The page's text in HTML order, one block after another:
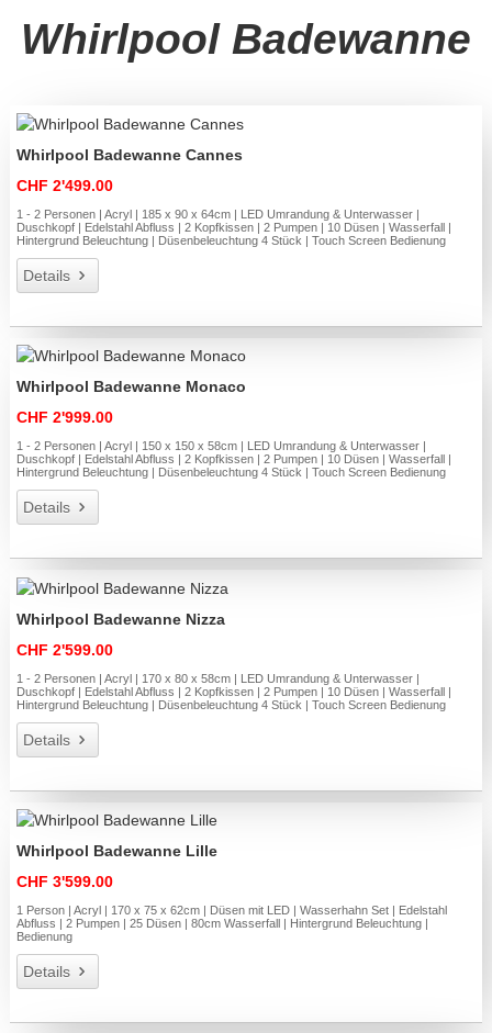
Whirlpool Badewanne
Whirlpool Badewanne Cannes
CHF 2'499.00
1 - 2 Personen | Acryl | 185 x 90 x 64cm | LED Umrandung & Unterwasser |
Duschkopf | Edelstahl Abfluss | 2 Kopfkissen | 2 Pumpen | 10 Düsen | Wasserfall |
Hintergrund Beleuchtung | Düsenbeleuchtung 4 Stück | Touch Screen Bedienung
Details
Whirlpool Badewanne Monaco
CHF 2'999.00
1 - 2 Personen | Acryl | 150 x 150 x 58cm | LED Umrandung & Unterwasser |
Duschkopf | Edelstahl Abfluss | 2 Kopfkissen | 2 Pumpen | 10 Düsen | Wasserfall |
Hintergrund Beleuchtung | Düsenbeleuchtung 4 Stück | Touch Screen Bedienung
Details
Whirlpool Badewanne Nizza
CHF 2'599.00
1 - 2 Personen | Acryl | 170 x 80 x 58cm | LED Umrandung & Unterwasser |
Duschkopf | Edelstahl Abfluss | 2 Kopfkissen | 2 Pumpen | 10 Düsen | Wasserfall |
Hintergrund Beleuchtung | Düsenbeleuchtung 4 Stück | Touch Screen Bedienung
Details
Whirlpool Badewanne Lille
CHF 3'599.00
1 Person | Acryl | 170 x 75 x 62cm | Düsen mit LED | Wasserhahn Set | Edelstahl
Abfluss | 2 Pumpen | 25 Düsen | 80cm Wasserfall | Hintergrund Beleuchtung |
Bedienung
Details